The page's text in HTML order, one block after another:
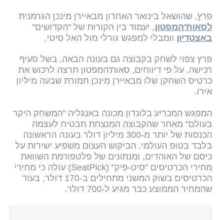
פרץ, שהושאל בינואר האחרון מבאיירן מינכן הגרמנית
לסאות'המפטון, יעמוד בין הקורות של "הקדושים"
באצטדיון וומבלי למפגש גורלי מול האל סיטי.
פרץ צפוי לשחק בקבוצה גם בעונה הבאה, בשל סעיף
רכישה. על פי דיווחים, סאות'המפטון תרצה לרכוש את
כרטיס השחקן שלו מבאיירן מינכן תמורת שבעה מיליון
אירו.
המפגש המכריע בלונדון מכונה באנגליה "המשחק היקר
בעולם" מאחר שהקבוצה המנצחת תבטיח לעצמה
הכנסות של יותר מ-300 מיליון דולר בעונה הראשונה
בלבד בטופ העולמי. הביקוש העצום משפיע ישירות על
כיסם של האוהדים, ומנתונים של פלטפורמת השוואת
מחירי הכרטיסים "סיט-פיק" (SeatPick) עולה כי מחירי
הכרטיסים בשוק המשני מתחילים ב-170 דולר, בעוד
שהמחיר הממוצע כבר מגיע ל-700 דולר.